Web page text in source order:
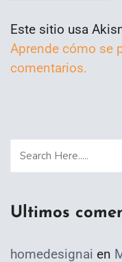
Este sitio usa
Aprende cómo se
comentarios.
Ultimos
homedesignai en